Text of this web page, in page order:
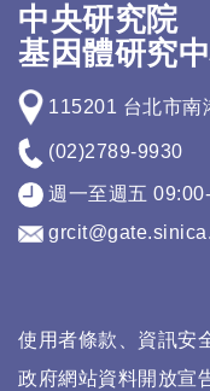
中央研究院
基因體研究
115201 台北市南
(02)2789-9930
週一至週五
使用者條款、資訊安
政府網站資料開放宣